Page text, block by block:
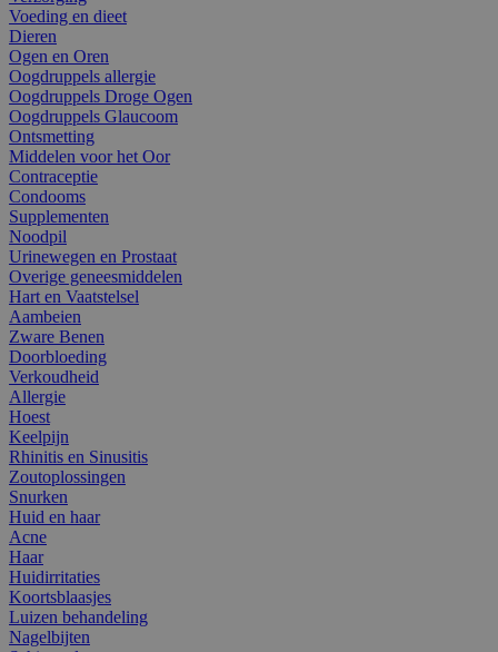
Voeding en dieet
Dieren
Ogen en Oren
Oogdruppels allergie
Oogdruppels Droge Ogen
Oogdruppels Glaucoom
Ontsmetting
Middelen voor het Oor
Contraceptie
Condooms
Supplementen
Noodpil
Urinewegen en Prostaat
Overige geneesmiddelen
Hart en Vaatstelsel
Aambeien
Zware Benen
Doorbloeding
Verkoudheid
Allergie
Hoest
Keelpijn
Rhinitis en Sinusitis
Zoutoplossingen
Snurken
Huid en haar
Acne
Haar
Huidirritaties
Koortsblaasjes
Luizen behandeling
Nagelbijten